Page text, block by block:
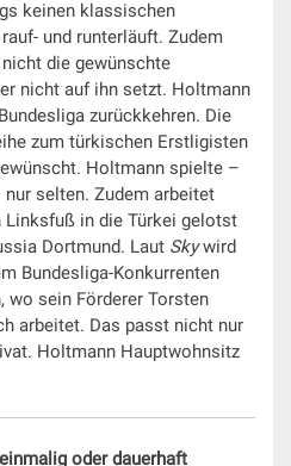
keinen klassischen
und runterläuft. Zudem
die gewünschte
nicht auf ihn setzt. Holtmann
zurückkehren. Die
zum türkischen Erstligisten
Holtmann spielte –
selten. Zudem arbeitet
Linksfuß in die Türkei gelotst
Dortmund. Laut Skywird
Bundesliga-Konkurrenten
wo sein Förderer Torsten
arbeitet. Das passt nicht nur
Holtmann Hauptwohnsitz
oder dauerhaft